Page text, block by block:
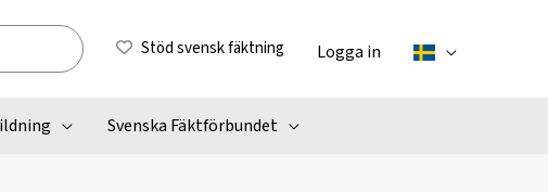
Stöd svensk fäktning Logga in
Svenska Fäktförbundet